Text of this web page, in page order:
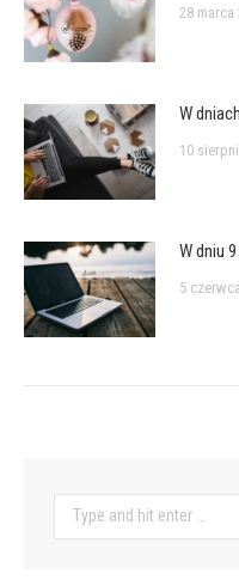
28 marca
W
10
W dniu
5
Search: